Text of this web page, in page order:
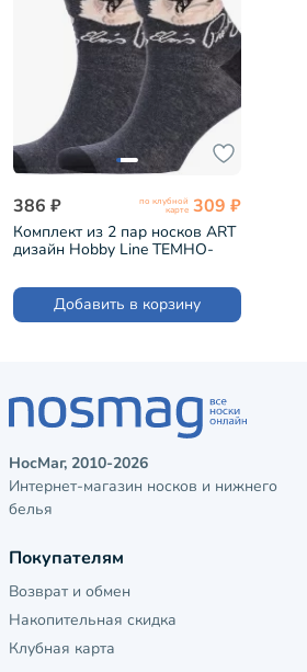
386 ₽ по клубной
карте 309 ₽
Комплект из 2 пар носков ART
дизайн Hobby Line ТЕМНО-
Пресли" (2-нарт277)
Добавить в корзину
НосМаг, 2010-2026
Интернет-магазин носков и нижнего
белья
Покупателям
Возврат и обмен
Накопительная скидка
Клубная карта